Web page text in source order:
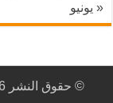
« يونيو
© حقوق النشر 2026، جميع الحقوق محفوظة |